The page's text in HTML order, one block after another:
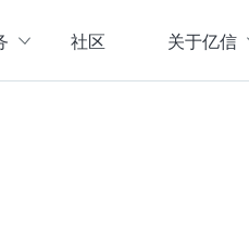
以元数据管理摸清家底，以资
社区 关于亿信